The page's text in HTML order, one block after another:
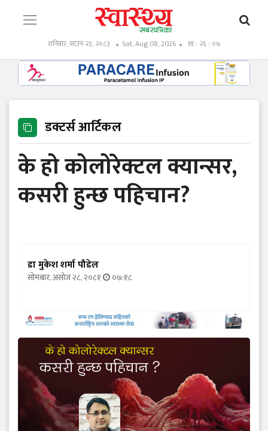
शनिबार, साउन २३, २०८३ Sat, Aug 08, 2026 ११ : २६ : ०९
डक्टर्स आर्टिकल
के हो कोलोरेक्टल क्यान्सर,
कसरी हुन्छ पहिचान?
डा मुकेश शर्मा पौडेल
सोमबार, असोज २८, २०८१ ०७:१८